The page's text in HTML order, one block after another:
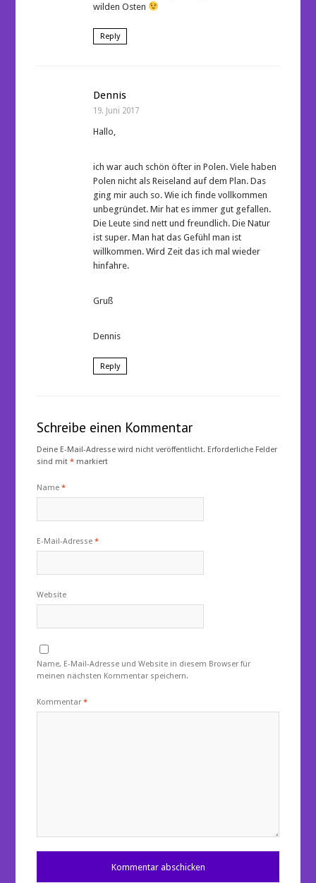
wilden Osten
Reply
Dennis
19. Juni 2017
Hallo,
ich war auch schön öfter in Polen. Viele haben
Polen nicht als Reiseland auf dem Plan. Das
ging mir auch so. Wie ich finde vollkommen
unbegründet. Mir hat es immer gut gefallen.
Die Leute sind nett und freundlich. Die Natur
ist super. Man hat das Gefühl man ist
willkommen. Wird Zeit das ich mal wieder
hinfahre.
Gruß
Dennis
Reply
Schreibe einen Kommentar
Deine E-Mail-Adresse wird nicht veröffentlicht. Erforderliche Felder
sind mit* markiert
Name*
E-Mail-Adresse*
Website
Name, E-Mail-Adresse und Website in diesem Browser für
meinen nächsten Kommentar speichern.
Kommentar*